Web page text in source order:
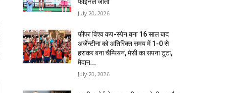
July 20, 2026
फीफा विश्व कप-स्पेन बना 16 साल बाद
अर्जेन्टीना को अतिरिक्त समय में 1-0 से
हराकर बना चैम्पियन, मेसी का सपना टूटा,
मैदान...
July 20, 2026